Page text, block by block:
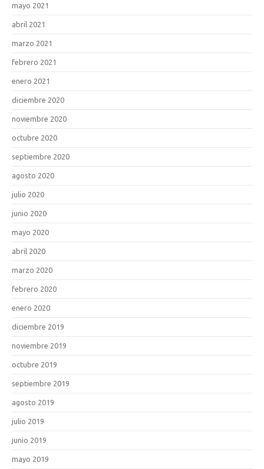
mayo 2021
abril 2021
marzo 2021
febrero 2021
enero 2021
diciembre 2020
noviembre 2020
octubre 2020
septiembre 2020
agosto 2020
julio 2020
junio 2020
mayo 2020
abril 2020
marzo 2020
febrero 2020
enero 2020
diciembre 2019
noviembre 2019
octubre 2019
septiembre 2019
agosto 2019
julio 2019
junio 2019
mayo 2019